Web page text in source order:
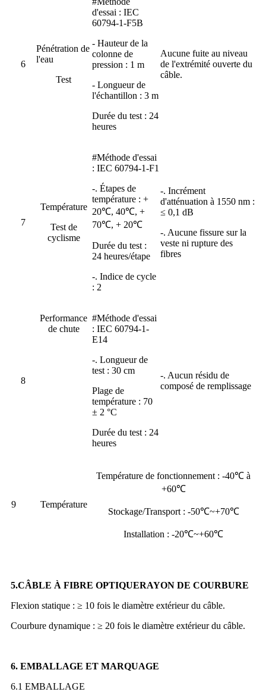
6
Pénétration de
l'eau
Test
d'essai : IEC
60794-1-F5B
- Hauteur de la
colonne de
pression : 1 m
- Longueur de
l'échantillon : 3 m
Durée du test : 24
heures
Aucune fuite au niveau
de l'extrémité ouverte du
câble.
7
Température
Test de
cyclisme
#Méthode d'essai
: IEC 60794-1-F1
-. Étapes de
température : +
20℃, 40℃, +
70℃, + 20℃
Durée du test :
24 heures/étape
-. Indice de cycle
: 2
-. Incrément
d'atténuation à 1550 nm :
≤ 0,1 dB
-. Aucune fissure sur la
veste ni rupture des
fibres
8
Performance
de chute
#Méthode d'essai
: IEC 60794-1-
E14
-. Longueur de
test : 30 cm
Plage de
température : 70
± 2 °C
Durée du test : 24
heures
-. Aucun résidu de
composé de remplissage
9 Température
Température de fonctionnement : -40℃ à
+60℃
Stockage/Transport : -50℃~+70℃
Installation : -20℃~+60℃
5.CÂBLE À FIBRE OPTIQUERAYON DE COURBURE
Flexion statique : ≥ 10 fois le diamètre extérieur du câble.
Courbure dynamique : ≥ 20 fois le diamètre extérieur du câble.
6. EMBALLAGE ET MARQUAGE
6.1 EMBALLAGE